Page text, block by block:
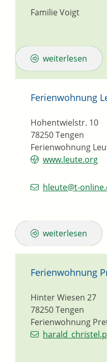
Familie Voigt
weiterlesen
Ferienwohnung
Ferienwohnung
Hohentwielstr. 10
78250Tengen
www.leute.org
hleute@t-
weiterlesen
Ferienwohnung
Ferienwohnung
Hinter Wiesen 27
78250Tengen